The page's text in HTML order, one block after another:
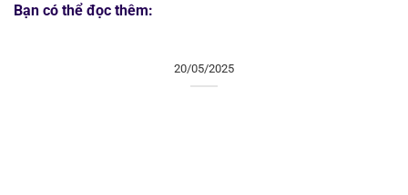
Bạn có thể đọc thêm:
20/05/2025